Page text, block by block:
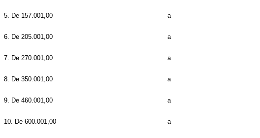
5. De 157.001,00 a
6. De 205.001,00 a
7. De 270.001,00 a
8. De 350.001,00 a
9. De 460.001,00 a
10. De 600.001,00 a